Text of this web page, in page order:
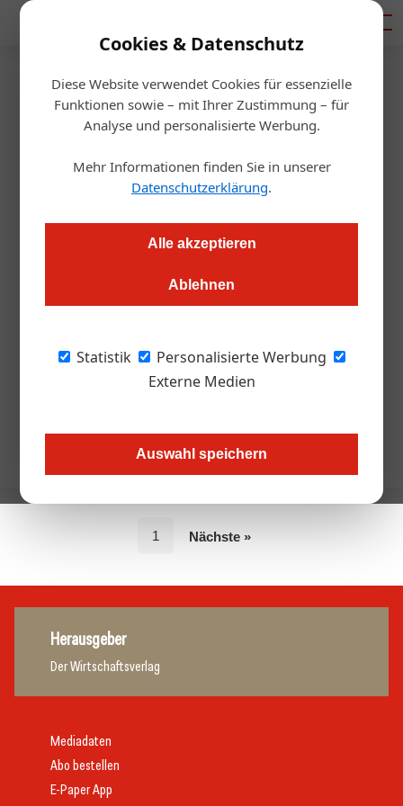
Cookies & Datenschutz
Diese Website verwendet Cookies für essenzielle
Funktionen sowie – mit Ihrer Zustimmung – für
Analyse und personalisierte Werbung.
Mehr Informationen finden Sie in unserer
Datenschutzerklärung.
Alle akzeptieren
Ablehnen
Statistik
Personalisierte Werbung
Externe Medien
Auswahl speichern
Artikel von Renate
Scheichelbauer-Schuster
Renate Scheichelbauer-Schuster
1 Nächste »
Herausgeber
Der Wirtschaftsverlag
Mediadaten
Abo bestellen
E-Paper App